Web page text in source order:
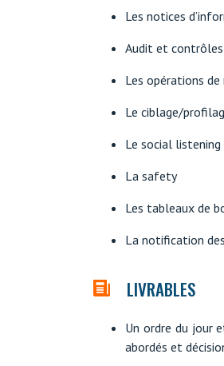
Les notices
Audit et contrôles
Les opérations
Le ciblage/
Le social listening
La safety
Les tableaux de
La notification
LIVRABLES
Un ordre du jour
abordés et